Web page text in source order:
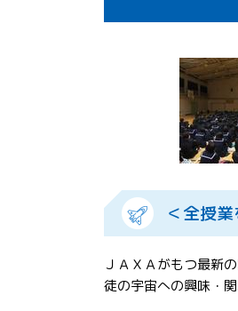
＜全授
ＪＡＸＡがもつ最新
徒の宇宙への興味・